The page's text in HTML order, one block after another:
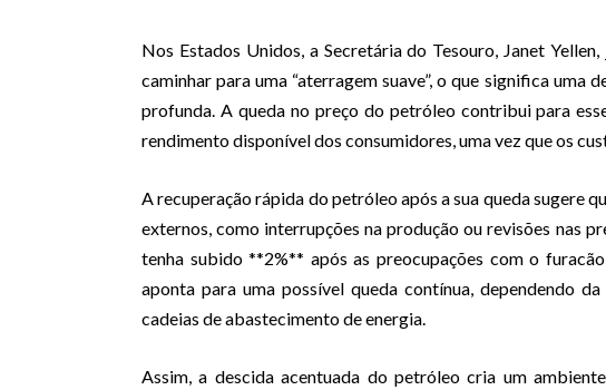
Nos Estados Unidos, a Secretária do Tesouro, Janet
caminhar para uma “aterragem suave”, o que significa uma
profunda. A queda no preço do petróleo contribui para
rendimento disponível dos consumidores, uma vez que os
A recuperação rápida do petróleo após a sua queda sugere
externos, como interrupções na produção ou revisões nas
tenha subido **2%** após as preocupações com o
aponta para uma possível queda contínua, dependendo
cadeias de abastecimento de energia.
Assim, a descida acentuada do petróleo cria um